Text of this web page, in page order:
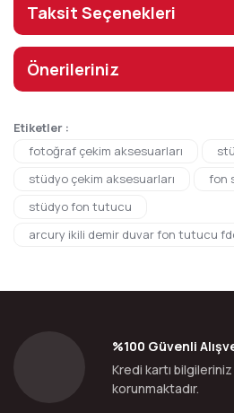
Taksit Seçenekleri
Önerileriniz
Etiketler :
fotoğraf çekim aksesuarları
stüdyo çekim aksesuarları
fon
stüdyo fon tutucu
arcury ikili demir duvar fon tutucu
%100 Güvenli
Kredi kartı
korunmaktadır.